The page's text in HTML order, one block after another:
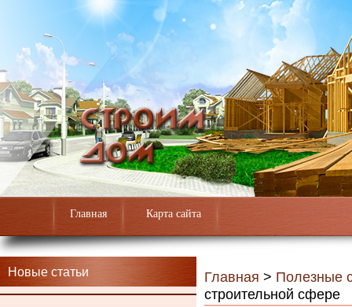
Главная Карта сайта
Новые статьи Главная > Полезные
строительной сфере